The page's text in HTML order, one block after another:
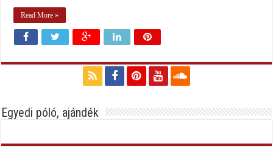
Read More »
Egyedi póló, ajándék